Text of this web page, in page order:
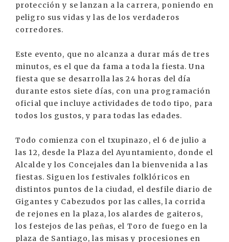
protección y se lanzan a la carrera, poniendo en
peligro sus vidas y las de los verdaderos
corredores.
Este evento, que no alcanza a durar más de tres
minutos, es el que da fama a toda la fiesta. Una
fiesta que se desarrolla las 24 horas del día
durante estos siete días, con una programación
oficial que incluye actividades de todo tipo, para
todos los gustos, y para todas las edades.
Todo comienza con el txupinazo, el 6 de julio a
las 12, desde la Plaza del Ayuntamiento, donde el
Alcalde y los Concejales dan la bienvenida a las
fiestas. Siguen los festivales folklóricos en
distintos puntos de la ciudad, el desfile diario de
Gigantes y Cabezudos por las calles, la corrida
de rejones en la plaza, los alardes de gaiteros,
los festejos de las peñas, el Toro de fuego en la
plaza de Santiago, las misas y procesiones en